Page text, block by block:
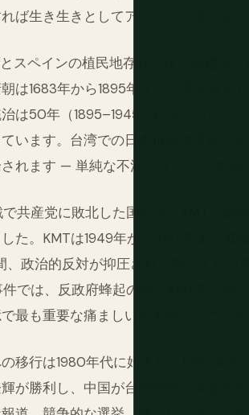
ば生き生きとしてアクセス可能です。
スペインの植民地存在の後、福建省
は1683年から1895年まで台湾を統治
は50年（1895–1945）続き、台湾の
います。台湾での日本植民地遺産は
れます — 単純な不満ではなく、本物
共産党に敗北した国民党（KMT）政
た。KMTは1949年から1987年まで
政治的反対が抑圧され、数千人が白
では、反政府蜂起の後、KMT軍が推
最も重要な痛ましい出来事の一つです
移行は1980年代に始まり、1990年代
が勝利し、中国が台湾海峡で軍事演